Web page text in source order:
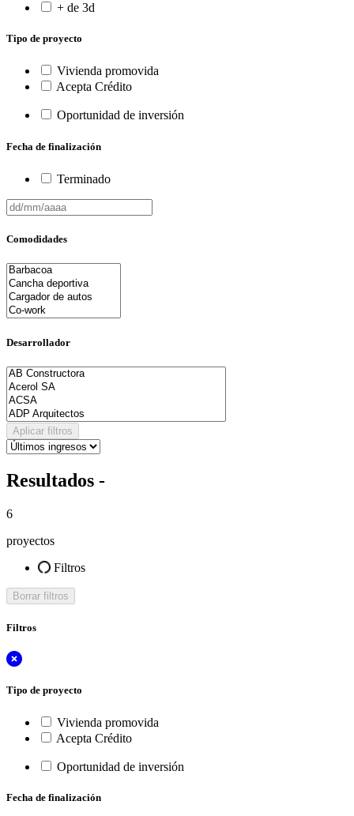
+ de 3d
Tipo de proyecto
Vivienda promovida
Acepta Crédito
Oportunidad de inversión
Fecha de finalización
Terminado
Comodidades
Desarrollador
Aplicar filtros
Resultados -
6
proyectos
Filtros
Borrar filtros
Filtros
Tipo de proyecto
Vivienda promovida
Acepta Crédito
Oportunidad de inversión
Fecha de finalización